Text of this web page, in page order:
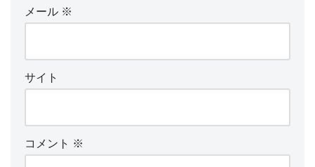
メール ※
サイト
コメント ※